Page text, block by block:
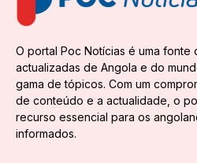
O portal Poc Notícias é uma fonte
actualizadas de Angola e do
gama de tópicos. Com um
de conteúdo e a actualidade, o
recurso essencial para os
informados.